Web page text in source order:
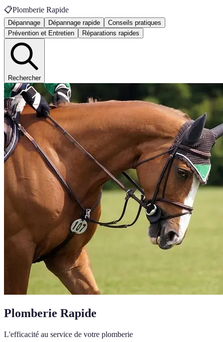
📋Plomberie Rapide
Dépannage Dépannage rapide
Conseils pratiques
Prévention et Entretien
Réparations rapides
Rechercher
Plomberie Rapide
L'efficacité au service de votre plomberie